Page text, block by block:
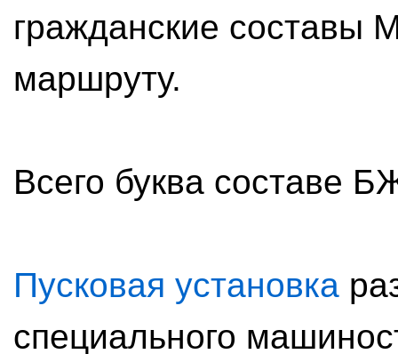
гражданские
маршруту.
Всего буква составе
Пусковая установка
специального